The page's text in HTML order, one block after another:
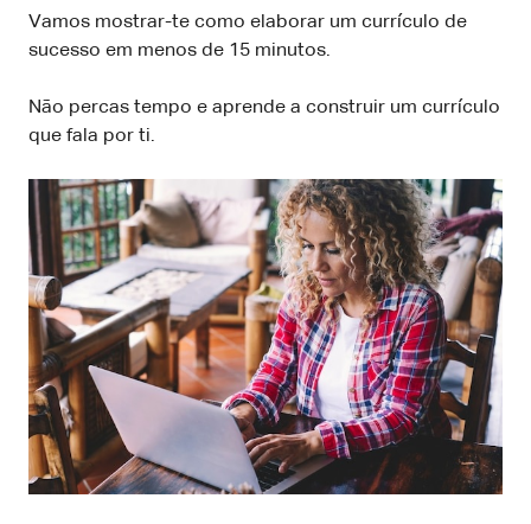
Vamos mostrar-te como elaborar um currículo de
sucesso em menos de 15 minutos.
Não percas tempo e aprende a construir um currículo
que fala por ti.